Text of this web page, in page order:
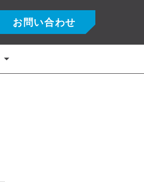
お問い合わせ